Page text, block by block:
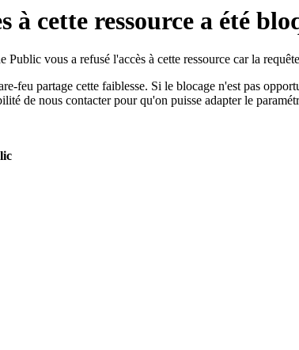
à cette ressource a été
vous a refusé l'accès à cette ressource car la
feu partage cette faiblesse. Si le blocage n'est pas
de nous contacter pour qu'on puisse adapter le